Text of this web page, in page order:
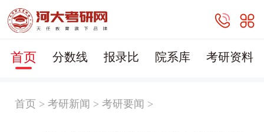
首页 分数线 报录比 院系库 考研资料
首页 > 考研新闻 > 考研要闻 >